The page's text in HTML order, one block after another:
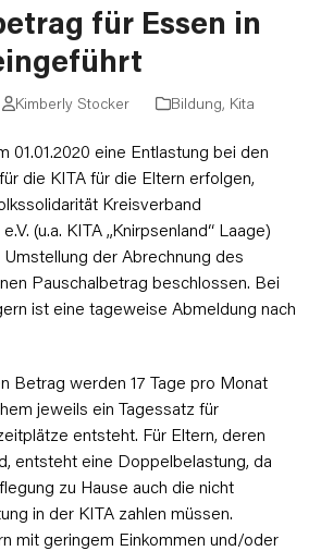
für Essen in
Kimberly Stocker Bildung, Kita
01.01.2020 eine Entlastung bei den
die KITA für die Eltern erfolgen,
Kreisverband
(u.a. KITA „Knirpsenland“ Laage)
der Abrechnung des
Pauschalbetrag beschlossen. Bei
ist eine tageweise Abmeldung nach
Betrag werden 17 Tage pro Monat
jeweils ein Tagessatz für
entsteht. Für Eltern, deren
entsteht eine Doppelbelastung, da
zu Hause auch die nicht
in der KITA zahlen müssen.
mit geringem Einkommen und/oder